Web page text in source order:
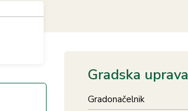
Gradska uprava
Gradonačelnik